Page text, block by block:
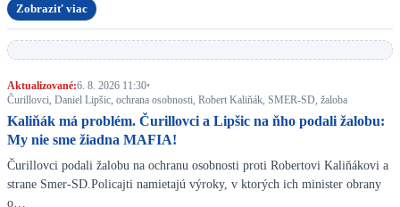
Zobraziť viac
Aktualizované:6. 8. 2026 11:30•
Čurillovci, Daniel Lipšic, ochrana osobnosti, Robert Kaliňák, SMER-SD, žaloba
Kaliňák má problém. Čurillovci a Lipšic na ňho podali žalobu:
My nie sme žiadna MAFIA!
Čurillovci podali žalobu na ochranu osobnosti proti Robertovi Kaliňákovi a
strane Smer-SD.Policajti namietajú výroky, v ktorých ich minister obrany
o…